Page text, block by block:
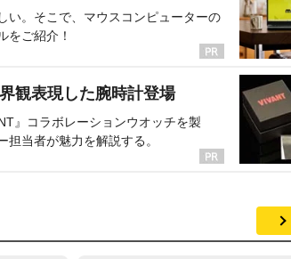
い。そこで、マウスコンピューターの
をご紹介！
観表現した腕時計登場
』コラボレーションウオッチを製
当者が魅力を解説する。